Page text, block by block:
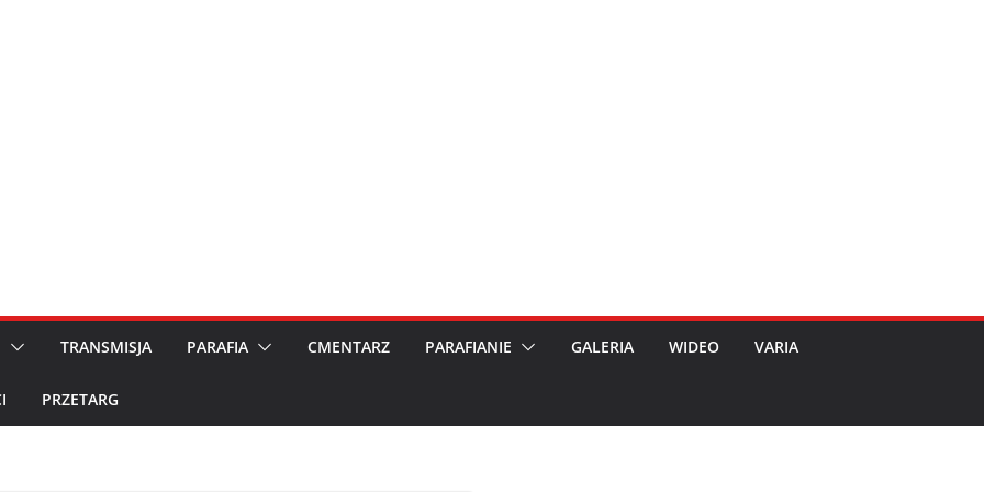
TRANSMISJA PARAFIA CMENTARZ PARAFIANIE GALERIA WIDEO VARIA
PRZETARG